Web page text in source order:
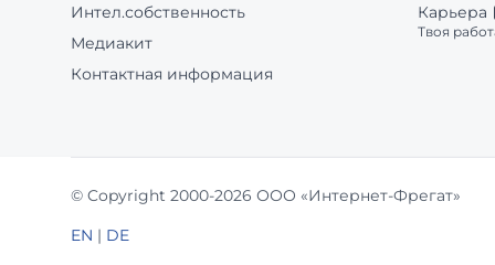
Интел.собственность
Медиакит
Контактная информация
Карьера
Твоя
© Copyright 2000-2026 ООО «Интернет-Фрегат»
EN | DE